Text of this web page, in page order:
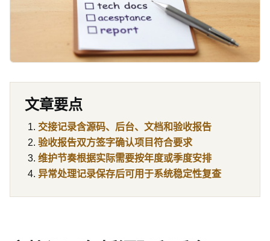
文章要点
交接记录含源码、后台、文档和验收报告
验收报告双方签字确认项目符合要求
维护节奏根据实际需要按年度或季度安排
异常处理记录保存后可用于系统稳定性复查